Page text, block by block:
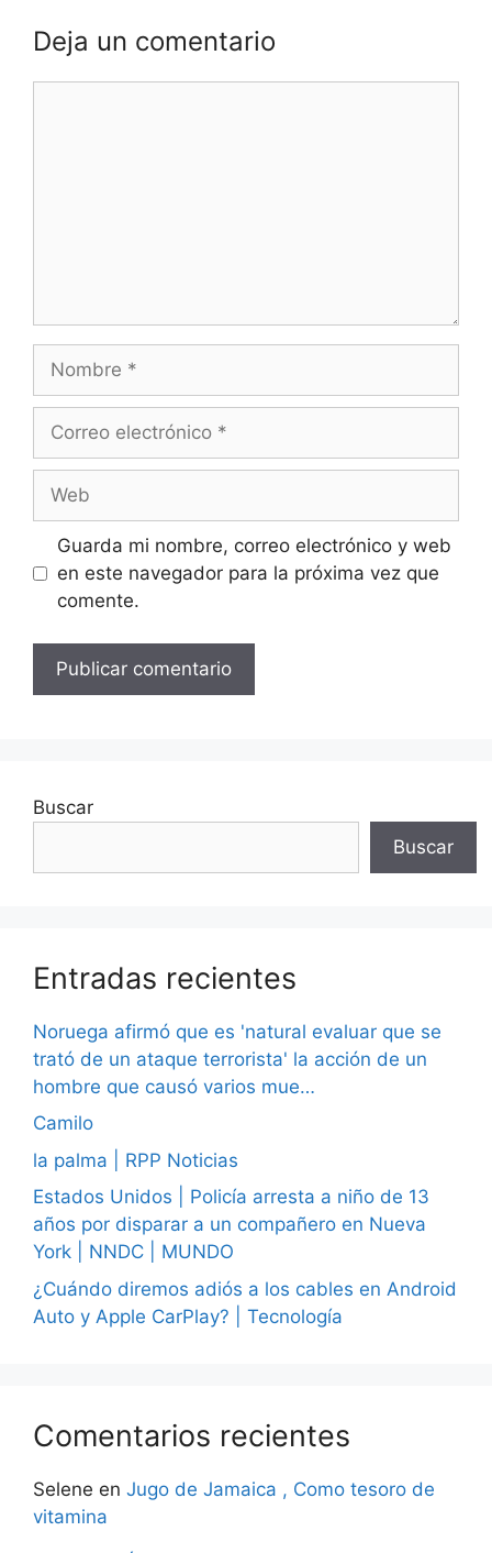
Deja un comentario
Nombre
Correo
Web
Guarda mi nombre, correo electrónico y web
en este navegador para la próxima vez que
comente.
Buscar
Buscar
Entradas recientes
Noruega afirmó que es 'natural evaluar que se
trató de un ataque terrorista' la acción de un
hombre que causó varios mue…
Camilo
la palma | RPP Noticias
Estados Unidos | Policía arresta a niño de 13
años por disparar a un compañero en Nueva
York | NNDC | MUNDO
¿Cuándo diremos adiós a los cables en Android
Auto y Apple CarPlay? | Tecnología
Comentarios recientes
Selene en Jugo de Jamaica , Como tesoro de
vitamina